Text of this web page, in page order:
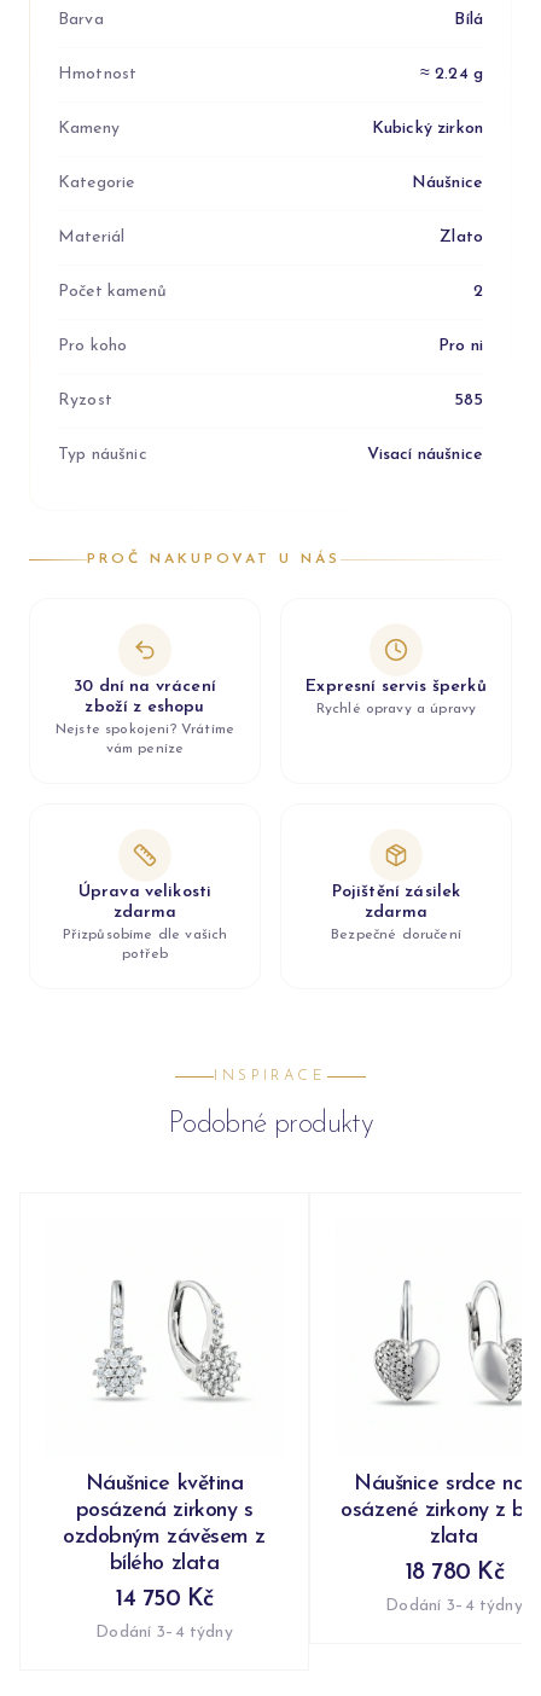
Barva Bílá
Hmotnost ≈ 2.24 g
Kameny Kubický zirkon
Kategorie Náušnice
Materiál Zlato
Počet kamenů 2
Pro koho Pro ni
Ryzost 585
Typ náušnic Visací náušnice
PROČ NAKUPOVAT U NÁS
30 dní na vrácení
zboží z eshopu
Nejste spokojeni? Vrátíme
vám peníze
Expresní servis šperků
Rychlé opravy a úpravy
Úprava velikosti
zdarma
Přizpůsobíme dle vašich
potřeb
Pojištění zásilek
zdarma
Bezpečné doručení
INSPIRACE
Podobné produkty
Náušnice květina
posázená zirkony s
ozdobným závěsem z
bílého zlata
14 750 Kč
Dodání 3–4 týdny
Náušnice srdce
osázené zirkony z
zlata
18 780 Kč
Dodání 3–4 týdny